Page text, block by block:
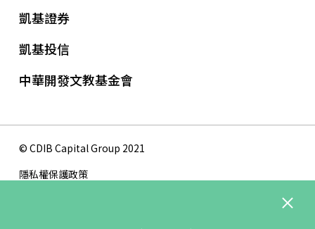
凱基證券
凱基投信
中華開發文教基金會
© CDIB Capital Group 2021
隱私權保護政策